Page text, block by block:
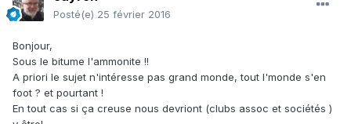
Posté(e) 25 février 2016
Bonjour,
Sous le bitume l'ammonite !!
A priori le sujet n'intéresse pas grand monde, tout l'monde s'en
foot ? et pourtant !
En tout cas si ça creuse nous devriont (clubs assoc et sociétés )